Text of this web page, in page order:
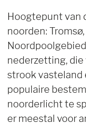
Hoogtepunt van
noorden:
nederzetting, die
strook vasteland
populaire
noorderlicht te
er meestal voor